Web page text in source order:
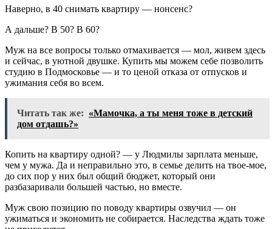
Наверно, в 40 снимать квартиру — нонсенс?
А дальше? В 50? В 60?
Муж на все вопросы только отмахивается — мол, живем здесь
и сейчас, в уютной двушке. Купить мы можем себе позволить
студию в Подмосковье — и то ценой отказа от отпусков и
ужимания себя во всем.
Читать так же: «Мамочка, а ты меня тоже в детский
дом отдашь?»
Копить на квартиру одной? — у Людмилы зарплата меньше,
чем у мужа. Да и неправильно это, в семье делить на твое-мое,
до сих пор у них был общий бюджет, который они
разбазаривали большей частью, но вместе.
Муж свою позицию по поводу квартиры озвучил — он
ужиматься и экономить не собирается. Наследства ждать тоже